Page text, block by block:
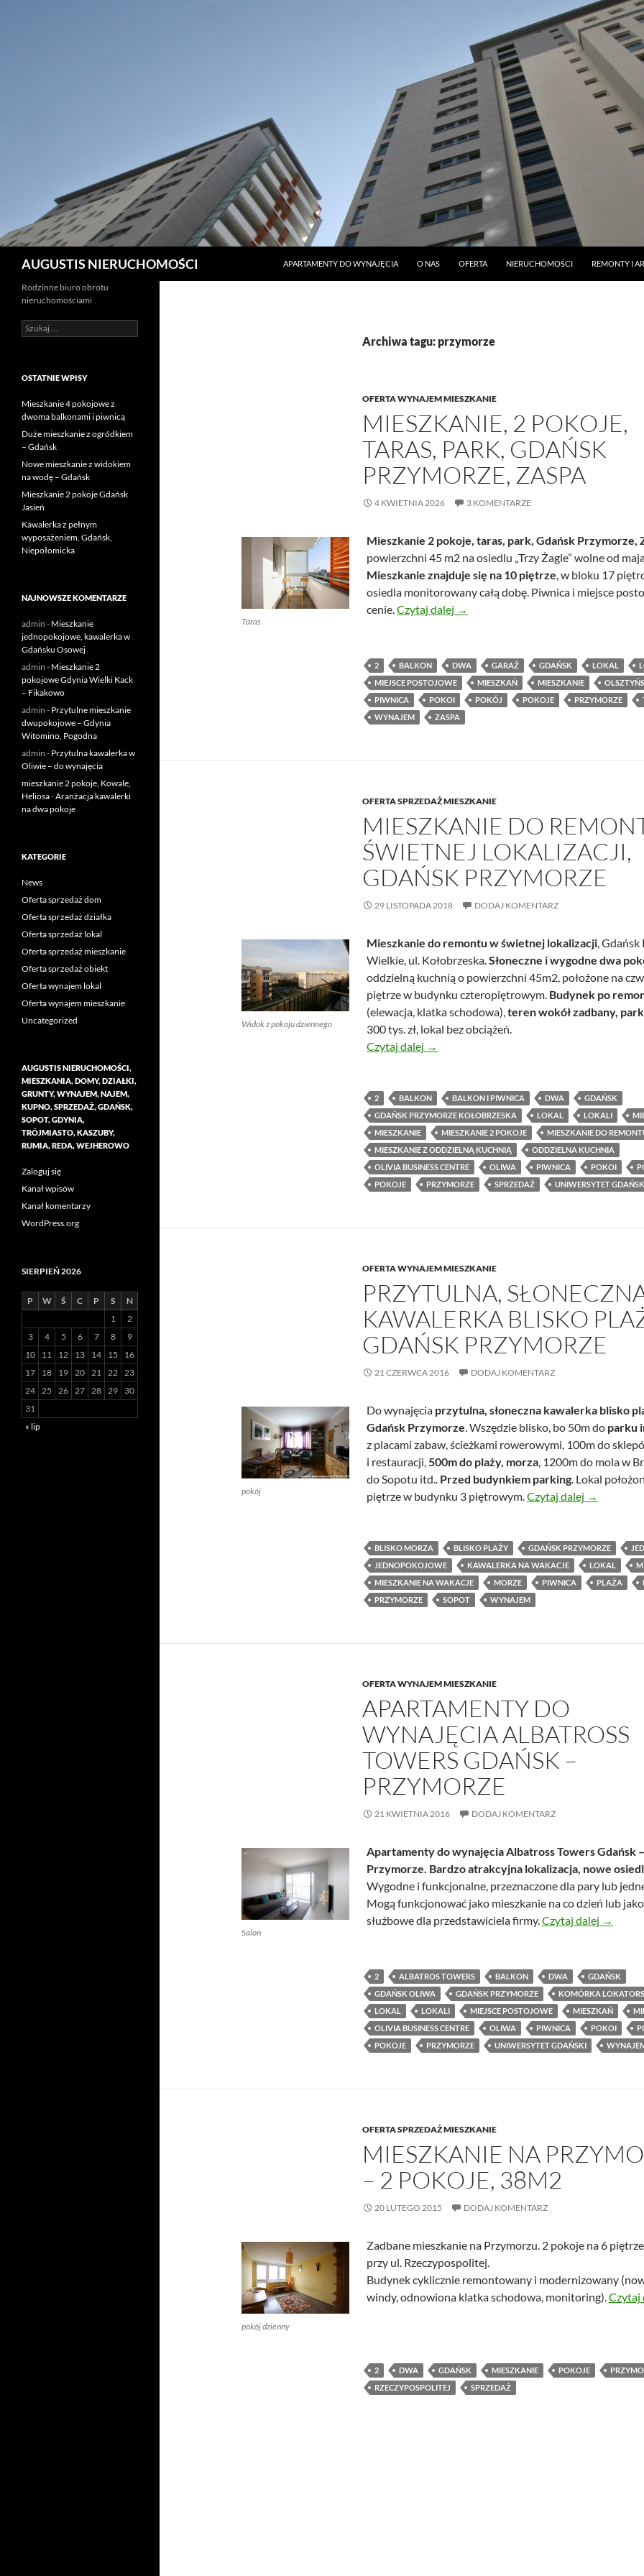
AUGUSTIS NIERUCHOMOŚCI
APARTAMENTY DO WYNAJĘCIA
O NAS OFERTA NIERUCHOMOŚCI REMONTY I
Archiwa tagu: przymorze
OFERTA WYNAJEM MIESZKANIE
MIESZKANIE, 2 POKOJE,
TARAS, PARK, GDAŃSK
PRZYMORZE, ZASPA
4 KWIETNIA 2026 3 KOMENTARZE
Taras
Mieszkanie 2 pokoje, taras, park, Gdańsk Przymorze,
powierzchni 45 m2 na osiedlu „Trzy Żagle” wolne od
Mieszkanie znajduje się na 10 piętrze, w bloku 17
osiedla monitorowany całą dobę. Piwnica i miejsce
cenie.Czytaj dalej Mieszkanie, 2 pokoje, taras, park,
→
2 BALKON DWA GARAŻ GDAŃSK LOKAL
MIEJSCE POSTOJOWE
MIESZKAŃ MIESZKANIE
PIWNICA
POKOI POKÓJ POKOJE PRZYMORZE
WYNAJEM
ZASPA
OFERTA SPRZEDAŻ MIESZKANIE
MIESZKANIE DO
ŚWIETNEJ LOKALIZACJI,
GDAŃSK PRZYMORZE
29 LISTOPADA 2018 DODAJ KOMENTARZ
Widok z pokoju dziennego
Mieszkanie do remontu w świetnej lokalizacji, Gdańsk
Wielkie, ul. Kołobrzeska.Słoneczne i wygodne dwa
oddzielną kuchnią o powierzchni 45m2, położone na
piętrze w budynku czteropiętrowym. Budynek po
(elewacja, klatka schodowa),teren wokół zadbany,
300 tys. zł, lokal bez obciążeń.
Czytaj dalej Mieszkanie do remontu w świetnej
→
2 BALKON BALKON I PIWNICA DWA
GDAŃSK
GDAŃSK PRZYMORZE KOŁOBRZESKA
LOKAL LOKALI
MIESZKANIE
MIESZKANIE 2 POKOJE
MIESZKANIE DO
MIESZKANIE Z ODDZIELNĄ KUCHNIĄ
ODDZIELNA KUCHNIA
OLIVIA BUSINESS CENTRE
OLIWA PIWNICA POKOI
POKOJE
PRZYMORZE SPRZEDAŻ UNIWERSYTET
OFERTA WYNAJEM MIESZKANIE
PRZYTULNA,
KAWALERKA BLISKO
GDAŃSK PRZYMORZE
21 CZERWCA 2016 DODAJ KOMENTARZ
pokój
Do wynajęcia przytulna, słoneczna kawalerka blisko
Gdańsk Przymorze. Wszędzie blisko, bo 50m do parku
z placami zabaw, ścieżkami rowerowymi, 100m do
i restauracji,500m do plaży, morza, 1200m do mola w
do Sopotu itd.. Przed budynkiem parking. Lokal
piętrze w budynku 3 piętrowym.Czytaj dalej Przytulna,
→
BLISKO MORZA BLISKO PLAŻY GDAŃSK PRZYMORZE
JEDNOPOKOJOWE
KAWALERKA NA WAKACJE LOKAL
MIESZKANIE NA WAKACJE
MORZE PIWNICA PLAŻA
PRZYMORZE
SOPOT WYNAJEM
OFERTA WYNAJEM MIESZKANIE
APARTAMENTY DO
WYNAJĘCIA ALBATROSS
TOWERS GDAŃSK –
PRZYMORZE
21 KWIETNIA 2016 DODAJ KOMENTARZ
Salon
Apartamenty do wynajęcia Albatross Towers Gdańsk –
Przymorze. Bardzo atrakcyjna lokalizacja, nowe
Wygodne i funkcjonalne, przeznaczone dla pary lub
Mogą funkcjonować jako mieszkanie na co dzień lub
służbowe dla przedstawiciela firmy.Czytaj dalej →
2 ALBATROS TOWERS BALKON DWA
GDAŃSK
GDAŃSK OLIWA
GDAŃSK PRZYMORZE
KOMÓRKA
LOKAL
LOKALI MIEJSCE POSTOJOWE MIESZKAŃ
OLIVIA BUSINESS CENTRE
OLIWA PIWNICA POKOI
POKOJE
PRZYMORZE UNIWERSYTET GDAŃSKI
OFERTA SPRZEDAŻ MIESZKANIE
MIESZKANIE NA
– 2 POKOJE, 38M2
20 LUTEGO 2015 DODAJ KOMENTARZ
pokój dzienny
Zadbane mieszkanie na Przymorzu. 2 pokoje na 6
przy ul. Rzeczypospolitej.
Budynek cyklicznie remontowany i modernizowany
windy, odnowiona klatka schodowa, monitoring).Czytaj
2 DWA GDAŃSK MIESZKANIE POKOJE
RZECZYPOSPOLITEJ
SPRZEDAŻ
Rodzinne biuro obrotu
nieruchomościami
Szukaj:
OSTATNIE WPISY
Mieszkanie 4 pokojowe z
dwoma balkonami i piwnicą
Duże mieszkanie z ogródkiem
– Gdańsk
Nowe mieszkanie z widokiem
na wodę – Gdańsk
Mieszkanie 2 pokoje Gdańsk
Jasień
Kawalerka z pełnym
wyposażeniem, Gdańsk,
Niepołomicka
NAJNOWSZE KOMENTARZE
admin - Mieszkanie
jednopokojowe, kawalerka w
Gdańsku Osowej
admin - Mieszkanie 2
pokojowe Gdynia Wielki Kack
– Fikakowo
admin - Przytulne mieszkanie
dwupokojowe – Gdynia
Witomino, Pogodna
admin - Przytulna kawalerka w
Oliwie – do wynajęcia
mieszkanie 2 pokoje, Kowale,
Heliosa-Aranżacja kawalerki
na dwa pokoje
KATEGORIE
News
Oferta sprzedaż dom
Oferta sprzedaż działka
Oferta sprzedaż lokal
Oferta sprzedaż mieszkanie
Oferta sprzedaż obiekt
Oferta wynajem lokal
Oferta wynajem mieszkanie
Uncategorized
AUGUSTIS NIERUCHOMOŚCI,
MIESZKANIA, DOMY, DZIAŁKI,
GRUNTY, WYNAJEM, NAJEM,
KUPNO, SPRZEDAŻ, GDAŃSK,
SOPOT, GDYNIA,
TRÓJMIASTO, KASZUBY,
RUMIA, REDA, WEJHEROWO
Zaloguj się
Kanał wpisów
Kanał komentarzy
WordPress.org
SIERPIEŃ 2026
P W Ś C P S
N
1
2
3
4 5 6 7 8
9
10
11 12 13 14 15
16
17
18 19 20 21 22 23
24 25 26 27 28 29
30
31
« lip